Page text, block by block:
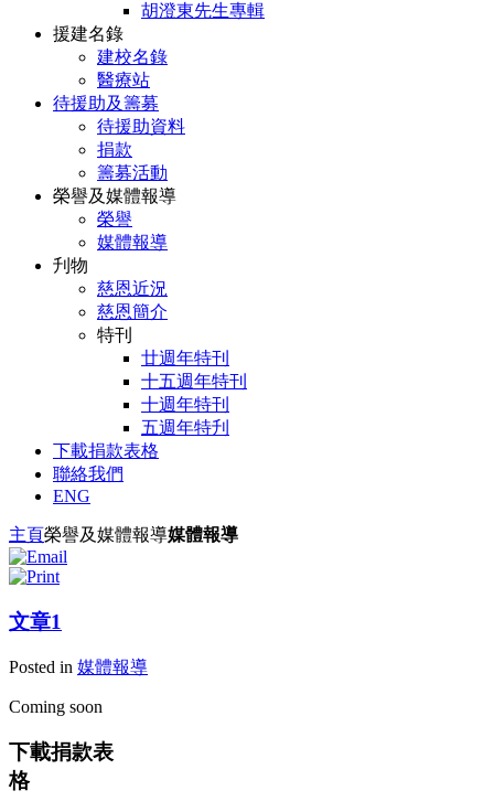
胡澄東先生專輯
援建名錄
建校名錄
醫療站
待援助及籌募
待援助資料
捐款
籌募活動
榮譽及媒體報導
榮譽
媒體報導
刋物
慈恩近況
慈恩簡介
特刊
廿週年特刊
十五週年特刊
十週年特刊
五週年特刋
下載捐款表格
聯絡我們
ENG
主頁榮譽及媒體報導媒體報導
文章1
Posted in 媒體報導
Coming soon
下載捐款表
格